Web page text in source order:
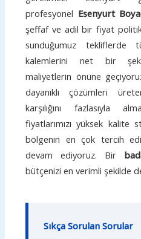
profesyonel Esenyurt
şeffaf ve adil bir fiyat
sunduğumuz tekliflerde
kalemlerini net bir
maliyetlerin önüne
dayanıklı çözümleri
karşılığını fazlasıyla
fiyatlarımızı yüksek kalite
bölgenin en çok tercih
devam ediyoruz. Bir
bütçenizi en verimli şekilde
Sıkça Sorulan Sorular